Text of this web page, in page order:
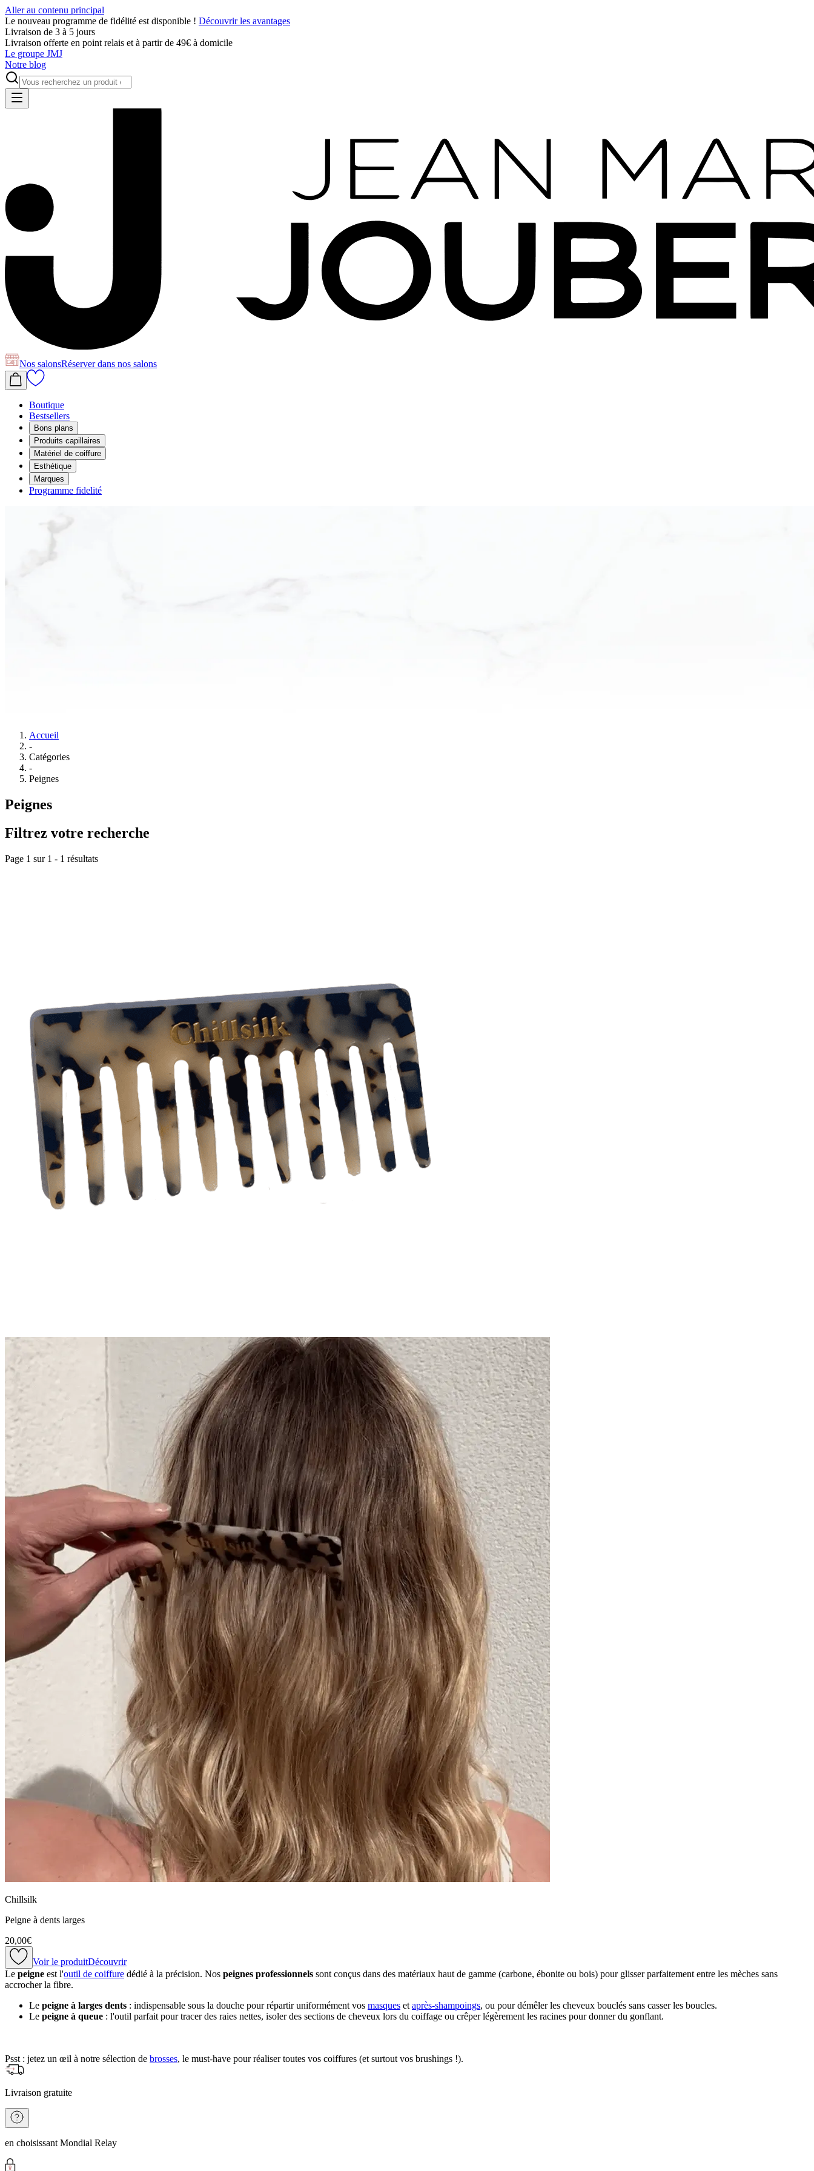
Aller au contenu principal
Le nouveau programme de fidélité est disponible ! Découvrir les avantages
Livraison de 3 à 5 jours
Livraison offerte en point relais et à partir de 49€ à domicile
Le groupe JMJ
Notre blog
Nos salonsRéserverdans nos salons
Boutique
Bestsellers
Bons plans
Produits capillaires
Matériel de coiffure
Esthétique
Marques
Programme fidelité
Accueil
-
Catégories
-
Peignes
Peignes
Filtrez votre recherche
Page 1 sur 1 - 1 résultats
Chillsilk
Peigne à dents larges
20,00€
Voir le produitDécouvrir
Le peigne est l'outil de coiffure dédié à la précision. Nos peignes professionnels sont conçus dans des matériaux haut de gamme (carbone, ébonite ou bois) pour glisser parfaitement entre les mèches sans
accrocher la fibre.
Le peigne à larges dents : indispensable sous la douche pour répartir uniformément vos masques et après-shampoings, ou pour démêler les cheveux bouclés sans casser les boucles.
Le peigne à queue : l'outil parfait pour tracer des raies nettes, isoler des sections de cheveux lors du coiffage ou crêper légèrement les racines pour donner du gonflant.
Psst : jetez un œil à notre sélection de brosses, le must-have pour réaliser toutes vos coiffures (et surtout vos brushings !).
Livraison gratuite
en choisissant Mondial Relay